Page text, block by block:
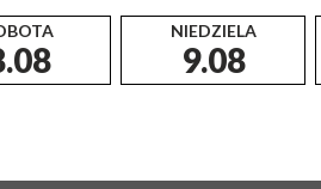
NIEDZIELA
9.08